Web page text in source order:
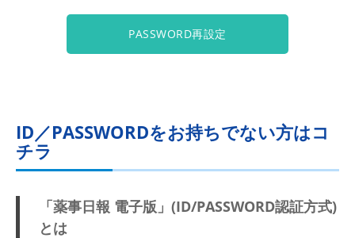
PASSWORD再設定
ID／PASSWORDをお持ちでない方はコ
チラ
「薬事日報 電子版」(ID/PASSWORD認証方式)
とは